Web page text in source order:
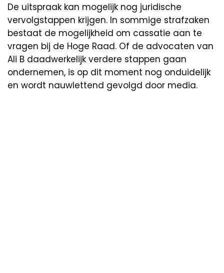
De uitspraak kan mogelijk nog juridische
vervolgstappen krijgen. In sommige strafzaken
bestaat de mogelijkheid om cassatie aan te
vragen bij de Hoge Raad. Of de advocaten van
Ali B daadwerkelijk verdere stappen gaan
ondernemen, is op dit moment nog onduidelijk
en wordt nauwlettend gevolgd door media.